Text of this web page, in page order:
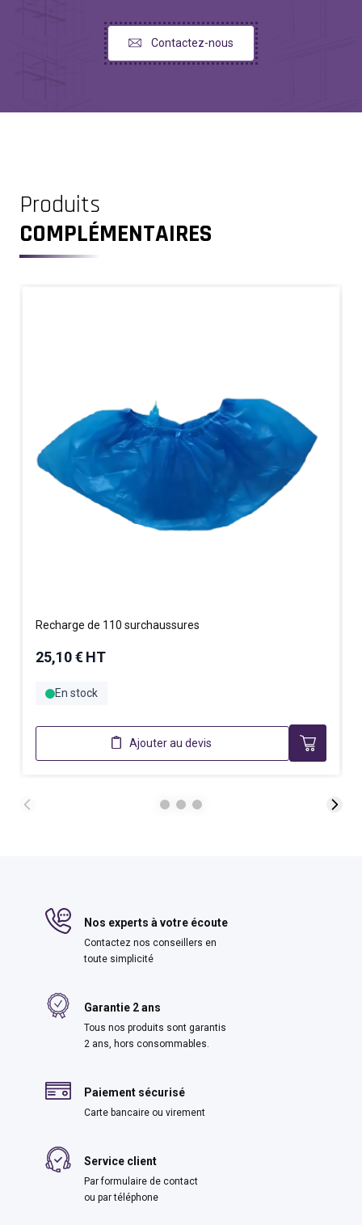
Contactez-nous
Produits
COMPLÉMENTAIRES
Recharge de 110 surchaussures
25,10 €HT
En stock
Ajouter au devis
Nos experts à votre écoute
Contactez nos conseillers en
toute simplicité
Garantie 2 ans
Tous nos produits sont garantis
2 ans, hors consommables.
Paiement sécurisé
Carte bancaire ou virement
Service client
Par formulaire de contact
ou par téléphone